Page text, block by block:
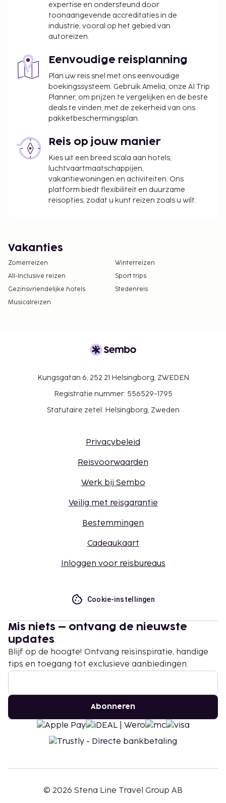
expertise en ondersteund door
toonaangevende accreditaties in de
industrie, vooral op het gebied van
autoreizen.
Eenvoudige reisplanning
Plan uw reis snel met ons eenvoudige
boekingssysteem. Gebruik Amelia, onze AI Trip
Planner, om prijzen te vergelijken en de beste
deals te vinden, met de zekerheid van ons
pakketbeschermingsplan.
Reis op jouw manier
Kies uit een breed scala aan hotels,
luchtvaartmaatschappijen,
vakantiewoningen en activiteiten. Ons
platform biedt flexibiliteit en duurzame
reisopties, zodat u kunt reizen zoals u wilt.
Vakanties
Zomerreizen
Winterreizen
All-Inclusive reizen
Sport trips
Gezinsvriendelijke hotels
Stedenreis
Musicalreizen
Kungsgatan 6, 252 21 Helsingborg, ZWEDEN
Registratie nummer: 556529-1795
Statutaire zetel: Helsingborg, Zweden
Privacybeleid
Reisvoorwaarden
Werk bij Sembo
Veilig met reisgarantie
Bestemmingen
Cadeaukaart
Inloggen voor reisbureaus
Cookie-instellingen
Mis niets – ontvang de nieuwste
updates
Blijf op de hoogte! Ontvang reisinspiratie, handige
tips en toegang tot exclusieve aanbiedingen.
Abonneren
© 2026 Stena Line Travel Group AB